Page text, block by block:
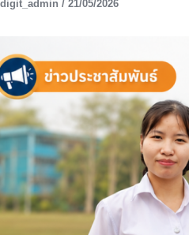
digit_admin / 21/05/2026